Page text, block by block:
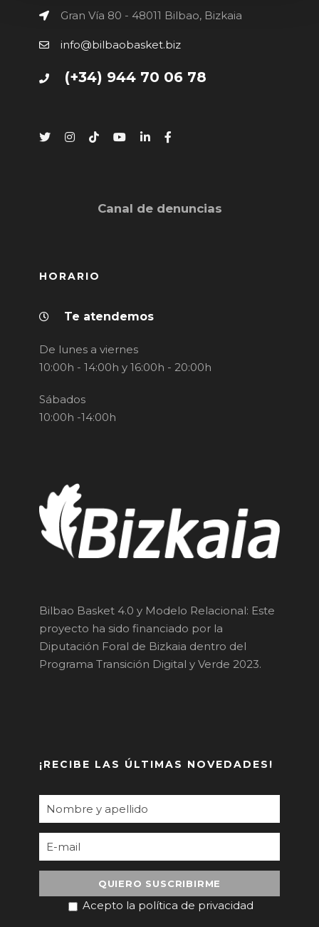
Gran Vía 80 - 48011 Bilbao, Bizkaia
info@bilbaobasket.biz
(+34) 944 70 06 78
Canal de denuncias
HORARIO
Te atendemos
De lunes a viernes
10:00h - 14:00h y 16:00h - 20:00h
Sábados
10:00h -14:00h
Bilbao Basket 4.0 y Modelo Relacional: Este
proyecto ha sido financiado por la
Diputación Foral de Bizkaia dentro del
Programa Transición Digital y Verde 2023.
¡RECIBE LAS ÚLTIMAS NOVEDADES!
Acepto la política de privacidad